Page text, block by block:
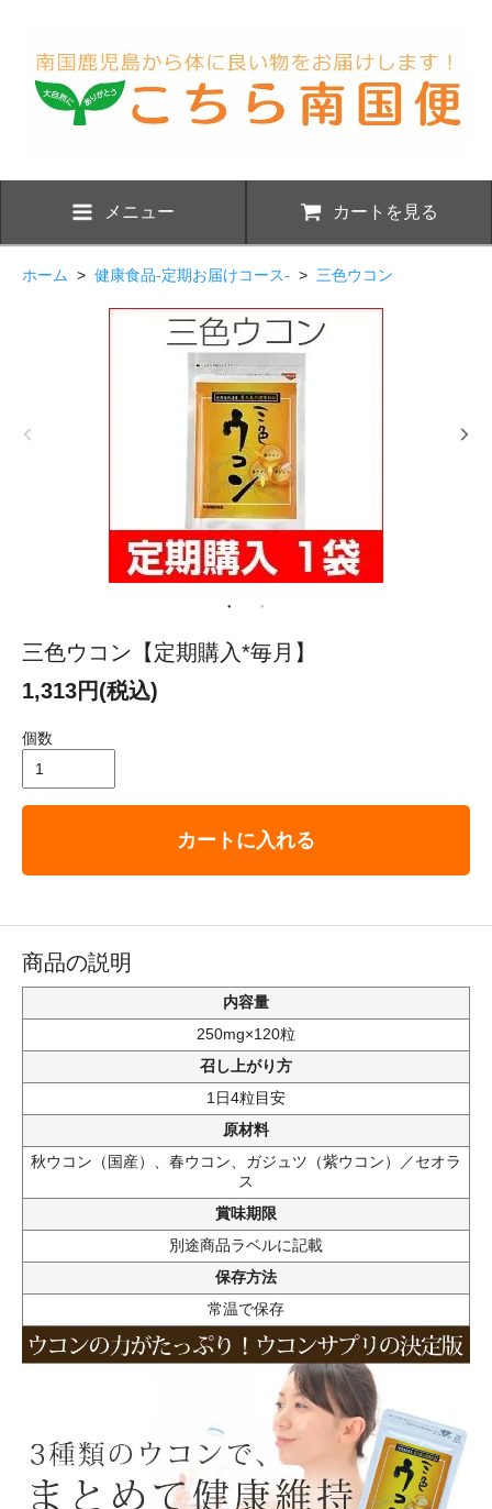
メニュー カートを見る
ホーム > 健康食品-定期お届けコース- > 三色ウコン
三色ウコン【定期購入*毎月】
1,313円(税込)
個数
カートに入れる
商品の説明
内容量
250mg×120粒
召し上がり方
1日4粒目安
原材料
秋ウコン（国産）、春ウコン、ガジュツ（紫ウコン）／セオラ
ス
賞味期限
別途商品ラベルに記載
保存方法
常温で保存